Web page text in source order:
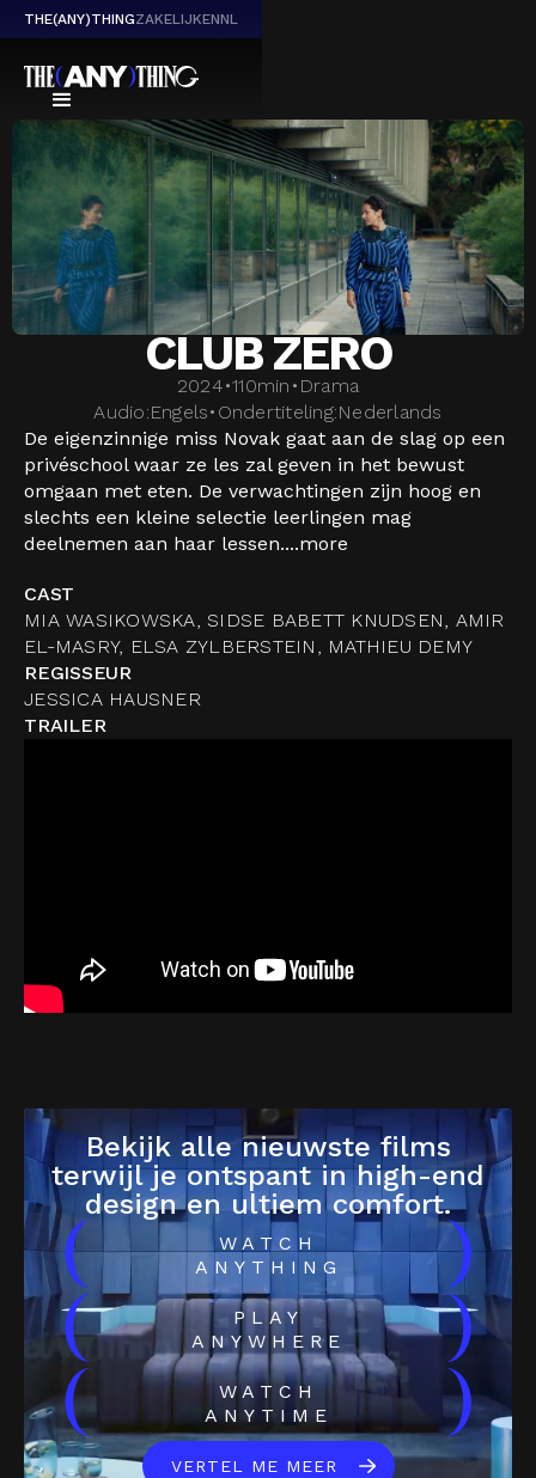
THE(ANY)THINGZAKELIJKENNL
CLUB ZERO
2024•110min • Drama
Audio:Engels• Ondertiteling:Nederlands
De eigenzinnige miss Novak gaat aan de slag op een
privéschool waar ze les zal geven in het bewust
omgaan met eten. De verwachtingen zijn hoog en
slechts een kleine selectie leerlingen mag
deelnemen aan haar lessen....more
CAST
MIA WASIKOWSKA, SIDSE BABETT KNUDSEN, AMIR
EL-MASRY, ELSA ZYLBERSTEIN, MATHIEU DEMY
REGISSEUR
JESSICA HAUSNER
TRAILER
Bekijk alle nieuwste films
terwijl je ontspant in high-end
design en ultiem comfort.
(
WATCH
ANYTHING
)
(
PLAY
ANYWHERE
)
(
WATCH
ANYTIME
)
VERTEL ME MEER